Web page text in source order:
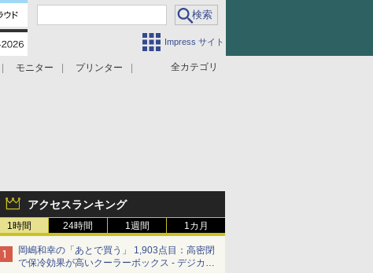
Impress サイト
全カテゴリ
モニター
プリンター
アクセスランキング
1時間 24時間 1週間 1カ月
岡嶋和幸の「あとで買う」 1,903点目：高密閉
で保冷効果が高いクーラーボックス - デジカメ